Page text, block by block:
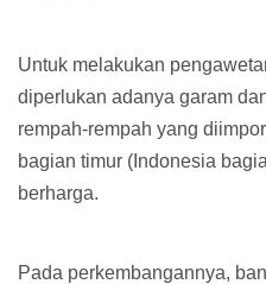
Untuk melakukan
diperlukan adanya garam
rempah-rempah yang
bagian timur (Indonesia
berharga.
Pada perkembangannya,